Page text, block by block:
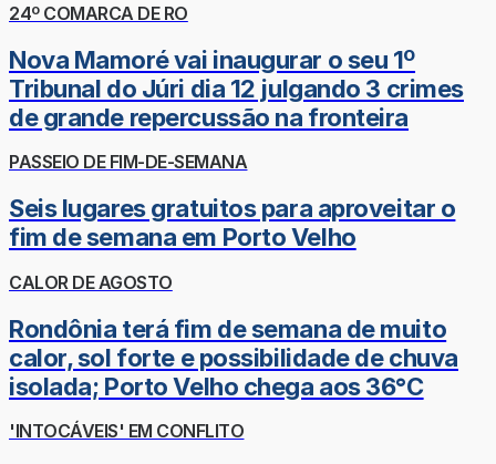
24º COMARCA DE RO
Nova Mamoré vai inaugurar o seu 1º
Tribunal do Júri dia 12 julgando 3 crimes
de grande repercussão na fronteira
PASSEIO DE FIM-DE-SEMANA
Seis lugares gratuitos para aproveitar o
fim de semana em Porto Velho
CALOR DE AGOSTO
Rondônia terá fim de semana de muito
calor, sol forte e possibilidade de chuva
isolada; Porto Velho chega aos 36°C
'INTOCÁVEIS' EM CONFLITO